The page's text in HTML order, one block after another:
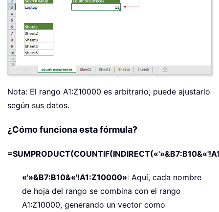
Nota: El rango A1:Z10000 es arbitrario; puede ajustarlo
según sus datos.
¿Cómo funciona esta fórmula?
«'»&B7:B10&«'!A1:Z10000»: Aquí, cada nombre
de hoja del rango se combina con el rango
A1:Z10000, generando un vector como